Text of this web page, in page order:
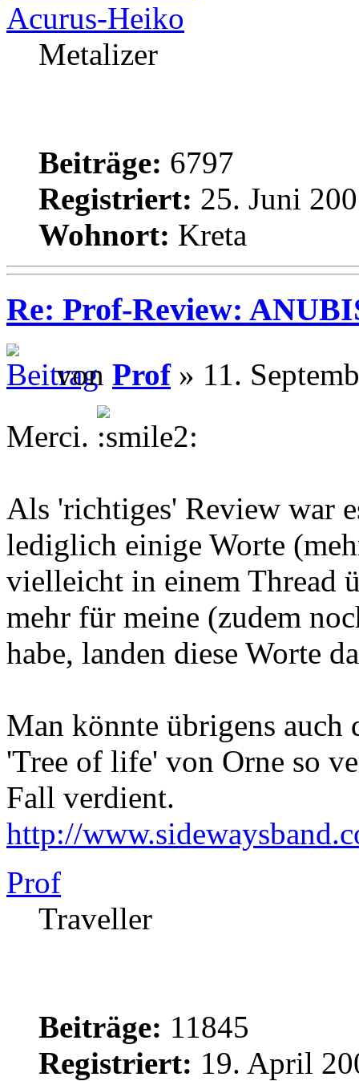
Acurus-Heiko
Metalizer
Beiträge: 6797
Registriert: 25. Juni
Wohnort: Kreta
Re: Prof-Review:
von Prof» 11.
Merci.
Als 'richtiges' Review war
lediglich einige Worte
vielleicht in einem Thread
mehr für meine (zudem
habe, landen diese Worte
Man könnte übrigens
'Tree of life' von Orne so
Fall verdient.
http://
Prof
Traveller
Beiträge: 11845
Registriert: 19. April